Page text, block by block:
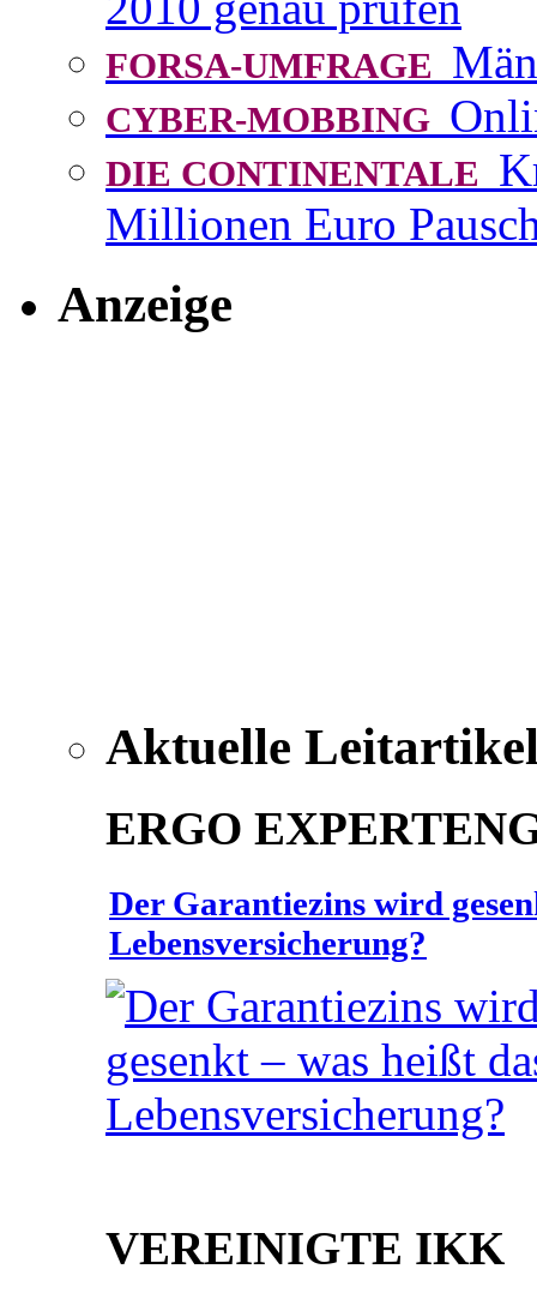
FORSA-UMFRAGE
CYBER-MOBBING
DIE CONTINENTALE
Millionen Euro
Anzeige
Aktuelle
ERGO
Der Garantiezins wird
Lebensversicherung?
VEREINIGTE IKK